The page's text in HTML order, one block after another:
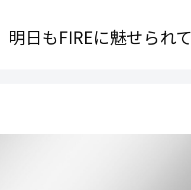
明日もFIREに魅せられて